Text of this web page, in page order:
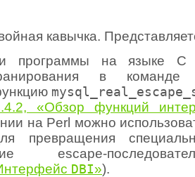
кавычка.
программы на языке C
в
«Обзор функций
на Perl можно
превращения
escape-
DBI»).